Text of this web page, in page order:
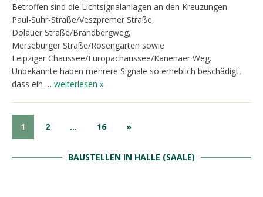
Betroffen sind die Lichtsignalanlagen an den Kreuzungen
Paul-Suhr-Straße/Veszpremer Straße,
Dölauer Straße/Brandbergweg,
Merseburger Straße/Rosengarten sowie
Leipziger Chaussee/Europachaussee/Kanenaer Weg.
Unbekannte haben mehrere Signale so erheblich beschädigt,
dass ein … weiterlesen »
1 2 … 16 »
BAUSTELLEN IN HALLE (SAALE)